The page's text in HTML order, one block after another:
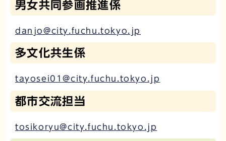
男女共同参画推進係
danjo@city.fuchu.tokyo.jp
多文化共生係
tayosei01@city.fuchu.tokyo.jp
都市交流担当
tosikoryu@city.fuchu.tokyo.jp